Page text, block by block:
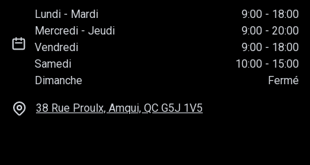
Lundi - Mardi 9:00 - 18:00
Mercredi -Jeudi 9:00 - 20:00
Vendredi
9:00 - 18:00
Samedi
10:00 - 15:00
Dimanche
Fermé
38 Rue Proulx, Amqui, QC G5J 1V5